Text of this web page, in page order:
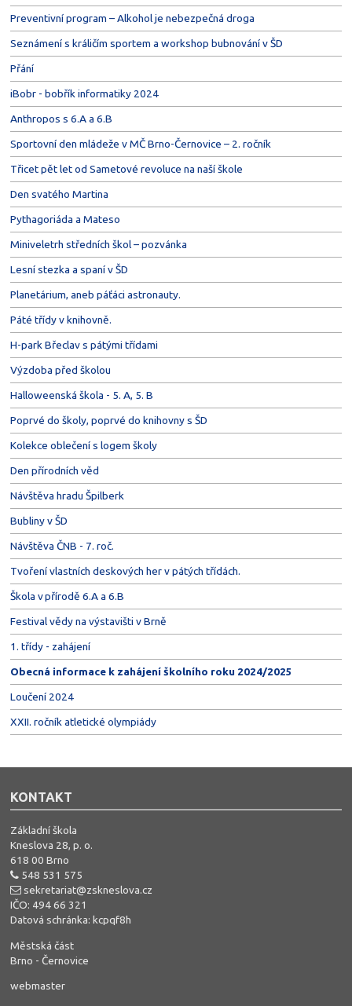
Preventivní program – Alkohol je nebezpečná droga
Seznámení s králičím sportem a workshop bubnování v ŠD
Přání
iBobr - bobřík informatiky 2024
Anthropos s 6.A a 6.B
Sportovní den mládeže v MČ Brno-Černovice – 2. ročník
Třicet pět let od Sametové revoluce na naší škole
Den svatého Martina
Pythagoriáda a Mateso
Miniveletrh středních škol – pozvánka
Lesní stezka a spaní v ŠD
Planetárium, aneb páťáci astronauty.
Páté třídy v knihovně.
H-park Břeclav s pátými třídami
Výzdoba před školou
Halloweenská škola - 5. A, 5. B
Poprvé do školy, poprvé do knihovny s ŠD
Kolekce oblečení s logem školy
Den přírodních věd
Návštěva hradu Špilberk
Bubliny v ŠD
Návštěva ČNB - 7. roč.
Tvoření vlastních deskových her v pátých třídách.
Škola v přírodě 6.A a 6.B
Festival vědy na výstavišti v Brně
1. třídy - zahájení
Obecná informace k zahájení školního roku 2024/2025
Loučení 2024
XXII. ročník atletické olympiády
KONTAKT
Základní škola
Kneslova 28, p. o.
618 00 Brno
548 531 575
sekretariat@zskneslova.cz
IČO: 494 66 321
Datová schránka: kcpqf8h
Městská část
Brno - Černovice
webmaster